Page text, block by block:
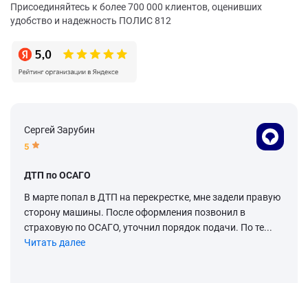
Присоединяйтесь к более 700 000 клиентов, оценивших
удобство и надежность ПОЛИС 812
Сергей Зарубин
5
ДТП по ОСАГО
В марте попал в ДТП на перекрестке, мне задели правую
сторону машины. После оформления позвонил в
страховую по ОСАГО, уточнил порядок подачи. По те...
Читать далее